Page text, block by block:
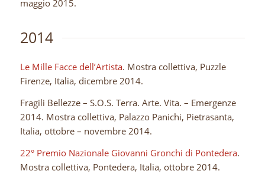
maggio 2015.
2014
Le Mille Facce dell’Artista. Mostra collettiva, Puzzle
Firenze, Italia, dicembre 2014.
Fragili Bellezze – S.O.S. Terra. Arte. Vita. – Emergenze
2014. Mostra collettiva, Palazzo Panichi, Pietrasanta,
Italia, ottobre – novembre 2014.
22° Premio Nazionale Giovanni Gronchi di Pontedera.
Mostra collettiva, Pontedera, Italia, ottobre 2014.